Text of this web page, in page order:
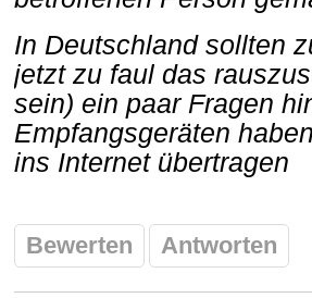
In Deutschland sollten
jetzt zu faul das
sein) ein paar Fragen
Empfangsgeräten
ins Internet übertragen
Bewerten Antworten